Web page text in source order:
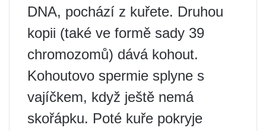
DNA, pochází z kuřete. Druhou
kopii (také ve formě sady 39
chromozomů) dává kohout.
Kohoutovo spermie splyne s
vajíčkem, když ještě nemá
skořápku. Poté kuře pokryje